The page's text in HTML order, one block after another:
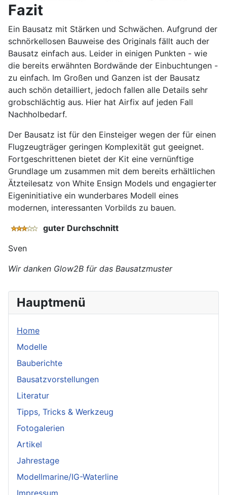
Hauptmenü
Home
Modelle
Bauberichte
Bausatzvorstellungen
Literatur
Tipps, Tricks & Werkzeug
Fotogalerien
Artikel
Jahrestage
Modellmarine/IG-Waterline
Impressum
Fazit
Ein Bausatz mit Stärken und Schwächen. Aufgrund der
schnörkellosen Bauweise des Originals fällt auch der
Bausatz einfach aus. Leider in einigen Punkten - wie
die bereits erwähnten Bordwände der Einbuchtungen -
zu einfach. Im Großen und Ganzen ist der Bausatz
auch schön detailliert, jedoch fallen alle Details sehr
grobschlächtig aus. Hier hat Airfix auf jeden Fall
Nachholbedarf.
Der Bausatz ist für den Einsteiger wegen der für einen
Flugzeugträger geringen Komplexität gut geeignet.
Fortgeschrittenen bietet der Kit eine vernünftige
Grundlage um zusammen mit dem bereits erhältlichen
Ätzteilesatz von White Ensign Models und engagierter
Eigeninitiative ein wunderbares Modell eines
modernen, interessanten Vorbilds zu bauen.
guter Durchschnitt
Sven
Wir danken Glow2B für das Bausatzmuster